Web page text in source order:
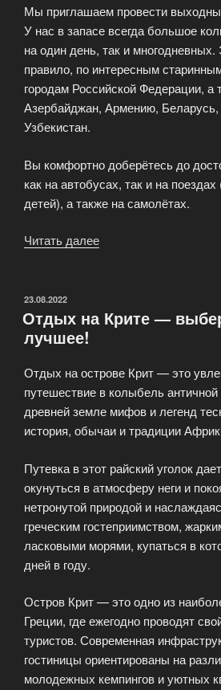
Мы приглашаем провести
У нас в запасе всегда большое
на один день, так и многодневных.
правило, по интересным
городам Российской Федерации, а
Азербайджан, Армению, Беларусь,
Узбекистан.
Вы комфортно доберётесь до
как на автобусах, так и на
детей), а также на самолётах.
Читать далее
Москвы»
ОПУБЛИКОВАНО
23.08.2022
Отдых на Крите —
лучшее!
Отдых на острове Крит — это
путешествие в колыбель
древней земле мифов и легенд
история, обычаи и традиции
Путевка в этот райский уголок
окунуться в атмосферу неги и
нетронутой природой и
греческим гостеприимством,
ласковыми морями, купаться в
дней в году.
Остров Крит — это одно из
Греции, где ежегодно проводят
туристов. Современная
гостиницы ориентированы на
молодежных кемпингов и уютных